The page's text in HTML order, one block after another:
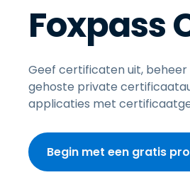
Foxpass
Geef certificaten uit,
gehoste private
applicaties met
Begin met een gratis